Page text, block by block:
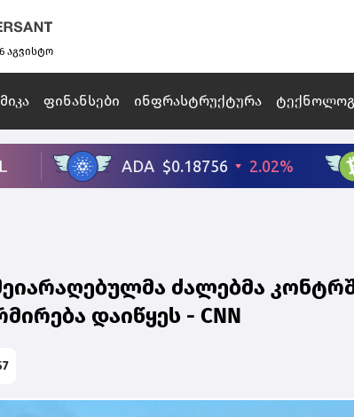
აგვისტო
ფინანსები ინფრასტრუქტურა
ძალებმა
დაიწყეს - CNN